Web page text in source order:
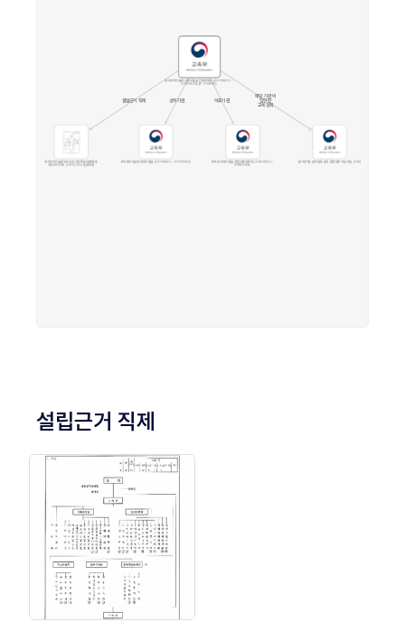
설립근거 직제